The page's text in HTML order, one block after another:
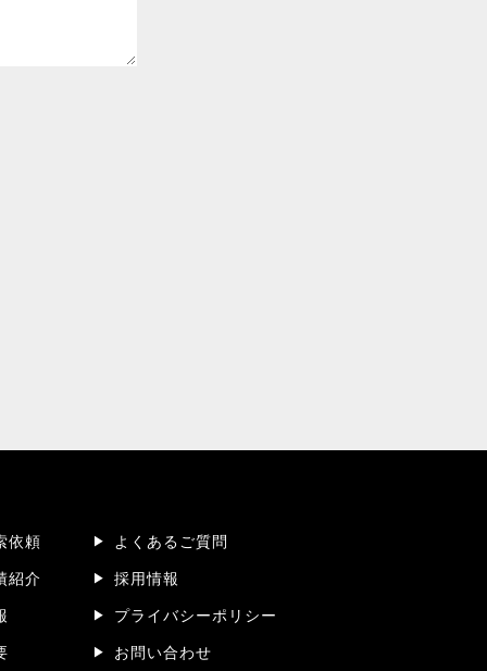
依頼
紹介
よくあるご質問
採用情報
プライバシーポリシー
お問い合わせ